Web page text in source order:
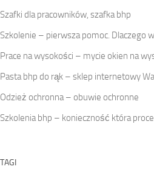
Szafki dla pracowników, szafka bhp
Szkolenie – pierwsza pomoc. Dlaczego
Prace na wysokości – mycie okien na
Pasta bhp do rąk – sklep internetowy
Odzież ochronna – obuwie ochronne
Szkolenia bhp – konieczność która
TAGI